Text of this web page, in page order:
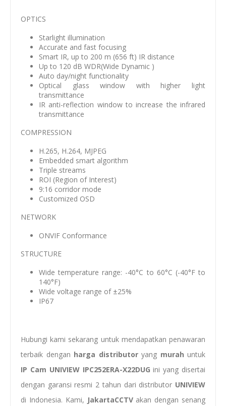
OPTICS
Starlight illumination
Accurate and fast focusing
Smart IR, up to 200 m (656 ft) IR distance
Up to 120 dB WDR(Wide Dynamic )
Auto day/night functionality
Optical glass window with higher light
transmittance
IR anti-reflection window to increase the infrared
transmittance
COMPRESSION
H.265, H.264, MJPEG
Embedded smart algorithm
Triple streams
ROI (Region of Interest)
9:16 corridor mode
Customized OSD
NETWORK
ONVIF Conformance
STRUCTURE
Wide temperature range: -40°C to 60°C (-40°F to
140°F)
Wide voltage range of ±25%
IP67
Hubungi kami sekarang untuk mendapatkan penawaran
terbaik dengan harga distributoryang murah untuk
IP Cam UNIVIEW IPC252ERA-X22DUGini yang disertai
dengan garansi resmi 2 tahun dari distributor UNIVIEW
di Indonesia. Kami, JakartaCCTVakan dengan senang